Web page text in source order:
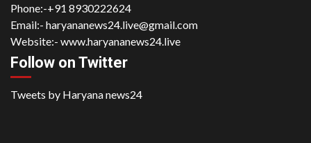
Phone:-+91 8930222624
Email:- haryananews24.live@gmail.com
Website:- www.haryananews24.live
Follow on Twitter
Tweets by Haryana news24